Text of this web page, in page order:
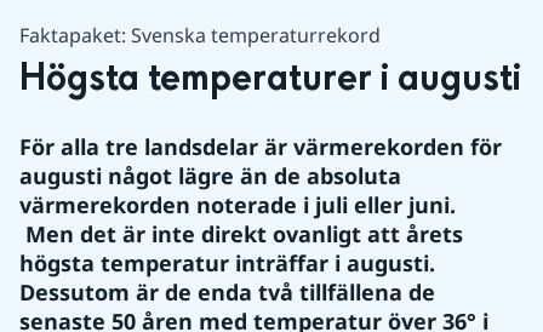
Faktapaket: Svenska temperaturrekord
Högsta temperaturer i augusti
För alla tre landsdelar är värmerekorden för
augusti något lägre än de absoluta
värmerekorden noterade i juli eller juni.
högsta temperatur inträffar i augusti.
Dessutom är de enda två tillfällena de
senaste 50 åren med temperatur över 36° i